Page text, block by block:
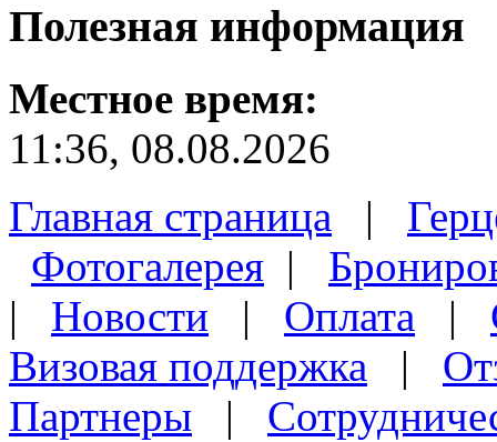
Полезная информация
Местное время:
11:36, 08.08.2026
Главная страница |
Фотогалерея |
| Новости | Оплата |
Визовая поддержка |
Партнеры |